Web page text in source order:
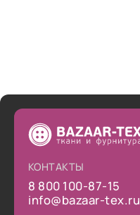
КОНТАКТЫ
8 800 100-87-15
info@bazaar-tex.ru